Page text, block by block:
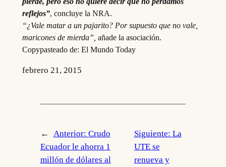
reflejos”, concluye la NRA.
“¿Vale matar a un pajarito? Por supuesto que no vale,
maricones de mierda”, añade la asociación.
Copypasteado de: El Mundo Today
febrero 21, 2015
← Anterior: Crudo
Ecuador le ahorra 1
millón de dólares al
Siguiente: La
UTE se
renueva y